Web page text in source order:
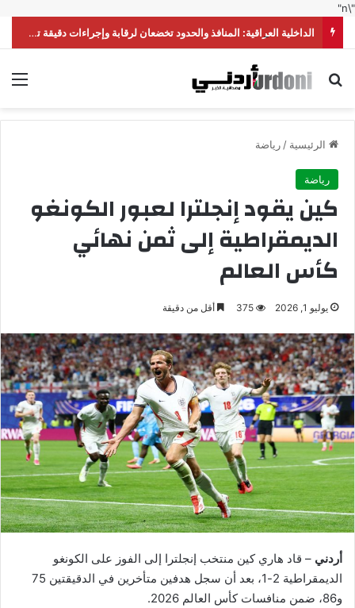
"\n"
الداخلية العراقية: المنافذ والحدود تخضعان لرقابة وإجراءات دقيقة تحقق أعلى درجات الأمن
بحث عن
الرئيسية /رياضة
رياضة
كين يقود إنجلترا لعبور الكونغو
الديمقراطية إلى ثمن نهائي
كأس العالم
يوليو 1, 2026 375 أقل من دقيقة
أردني – قاد هاري كين منتخب إنجلترا إلى الفوز على الكونغو
الديمقراطية 2-1، بعد أن سجل هدفين متأخرين في الدقيقتين 75
و86، ضمن منافسات كأس العالم 2026.